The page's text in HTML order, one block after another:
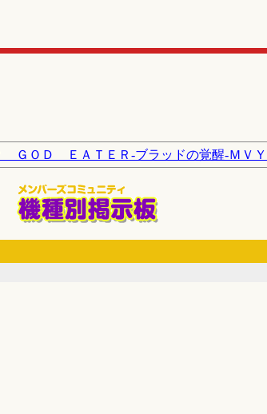
ＧＯＤ ＥＡＴＥＲ‐ブラッドの覚醒‐ＭＶ